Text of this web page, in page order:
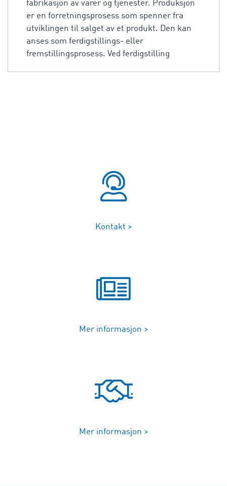
fabrikasjon av varer og tjenester. Produksjon
er en forretningsprosess som spenner fra
utviklingen til salget av et produkt. Den kan
anses som ferdigstillings- eller
fremstillingsprosess. Ved ferdigstilling
Kontakt >
Mer informasjon >
Mer informasjon >